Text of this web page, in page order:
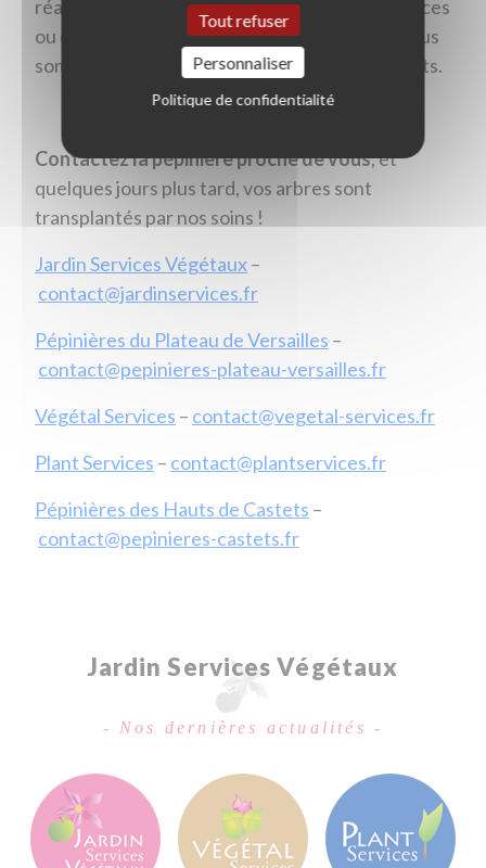
réaménagement de lieu, d’optimisation d’espaces
ou de plus vastes développements urbains, nous
sommes à votre écoute pour réaliser vos projets.
Contactez la pépinière proche de vous, et
quelques jours plus tard, vos arbres sont
transplantés par nos soins !
Jardin Services Végétaux–
contact@jardinservices.fr
Pépinières du Plateau de Versailles –
contact@pepinieres-plateau-versailles.fr
Végétal Services – contact@vegetal-services.fr
Plant Services – contact@plantservices.fr
Pépinières des Hauts de Castets –
contact@pepinieres-castets.fr
Jardin Services Végétaux
- Nos dernières actualités -
Tout refuser
Personnaliser
Politique de confidentialité